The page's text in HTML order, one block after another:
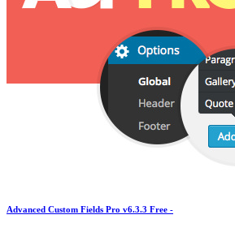
Advanced Custom Fields Pro v6.3.3 Free -